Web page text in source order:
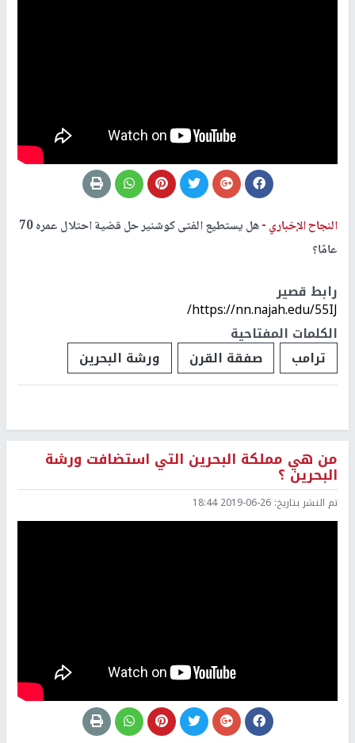
النجاح الإخباري -
هل يستطيع الفتى كوشنير حل قضية احتلال عمره 70
عامًا؟
رابط قصير
https://nn.najah.edu/55IJ/
الكلمات المفتاحية
ترامب
صفقة القرن ورشة البحرين
من هي مملكة البحرين التي استضافت ورشة
البحرين ؟
تم النشر بتاريخ: 2019-06-26 18:44